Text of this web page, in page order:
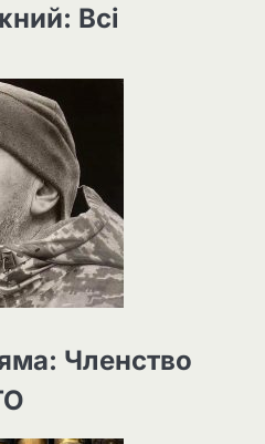
Всі
Членство